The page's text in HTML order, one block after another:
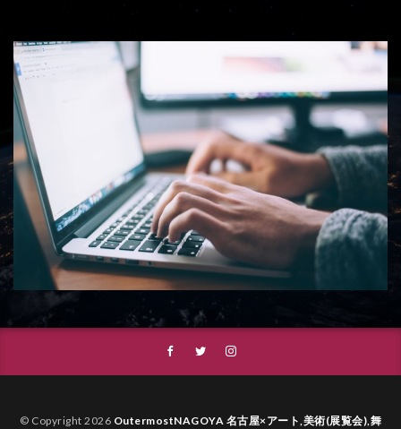
© Copyright 2026 OutermostNAGOYA 名古屋×アート,美術(展覧会),舞